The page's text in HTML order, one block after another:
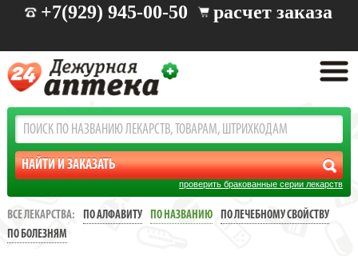
+7(929) 945-00-50 расчет заказа
проверить бракованные серии лекарств
ВСЕ ЛЕКАРСТВА: ПО АЛФАВИТУ ПО НАЗВАНИЮ
ПО ЛЕЧЕБНОМУ СВОЙСТВУ
ПО БОЛЕЗНЯМ